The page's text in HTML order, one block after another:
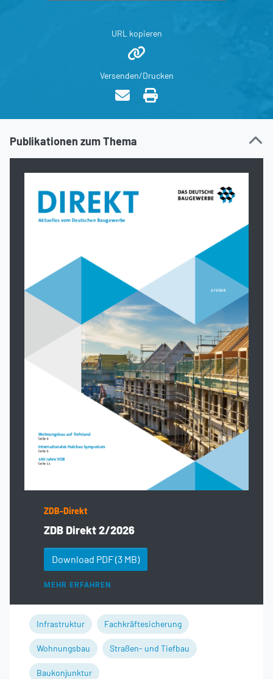
URL kopieren
Versenden/Drucken
Publikationen zum Thema
ZDB-Direkt
ZDB Direkt 2/2026
Download PDF(3 MB)
MEHR ERFAHREN
Infrastruktur Fachkräftesicherung
Wohnungsbau Straßen- und Tiefbau
Baukonjunktur